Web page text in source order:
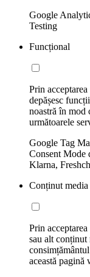
Google
Testing
Funcțional
Prin
depășesc
noastră în mod
următoarele
Google Tag
Consent Mode
Klarna,
Conținut media
Prin
sau alt
această pagină